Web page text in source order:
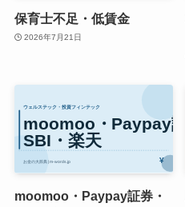
保育士不足・低賃金
2026年7月21日
moomoo・Paypay証券・